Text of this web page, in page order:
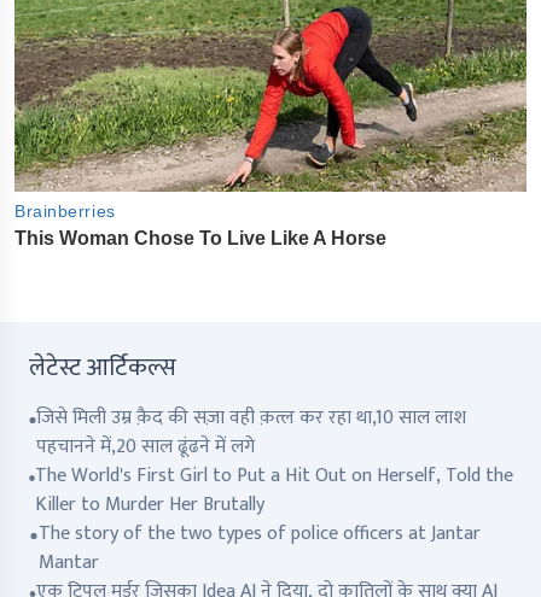
लेटेस्ट आर्टिकल्स
जिसे मिली उम्र क़ैद की सज़ा वही क़त्ल कर रहा था,10 साल लाश
पहचानने में,20 साल ढूंढने में लगे
The World's First Girl to Put a Hit Out on Herself, Told the
Killer to Murder Her Brutally
The story of the two types of police officers at Jantar
Mantar